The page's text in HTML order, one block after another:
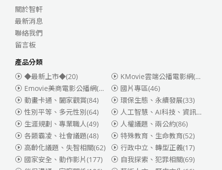
關於智軒
最新消息
聯絡我們
留言板
產品分類
◆最新上市◆(20)
KMovie雲端公播電影網(迪士尼、福斯、索尼)
Emovie美商電影公播網(華納)
(186)
國片專區(46)
動畫卡通、闔家觀賞(84) 環保生態、永續發展(33)
性別平等、多元性別(64) 人工智慧、AI科技、資訊安全
生涯規劃、專業職人(49) 人權議題、兩公約(86)
各類霸凌、社會議題(48) 特殊教育、生命教育(52)
高齡化議題、失智相關(62) 行政中立、轉型正義(17)
國家安全、動作影片(177) 自我探索、犯罪相關(69)